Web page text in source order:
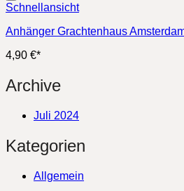
Schnellansicht
Anhänger Grachtenhaus
4,90 €*
Archive
Juli 2024
Kategorien
Allgemein